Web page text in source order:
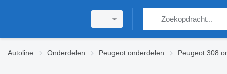
Autoline Onderdelen Peugeot onderdelen Peugeot 308